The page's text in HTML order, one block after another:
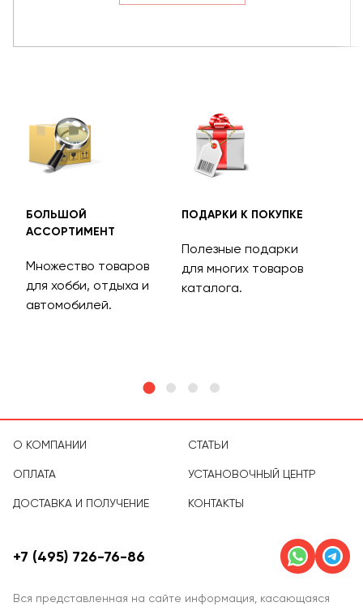
БОЛЬШОЙ
АССОРТИМЕНТ
Множество товаров
для хобби, отдыха и
автомобилей.
ПОДАРКИ К ПОКУПКЕ
Полезные подарки
для многих товаров
каталога.
О КОМПАНИИ
ОПЛАТА
ДОСТАВКА И ПОЛУЧЕНИЕ
СТАТЬИ
УСТАНОВОЧНЫЙ ЦЕНТР
КОНТАКТЫ
Вся представленная на сайте информация, касающаяся
+7 (495) 726-76-86